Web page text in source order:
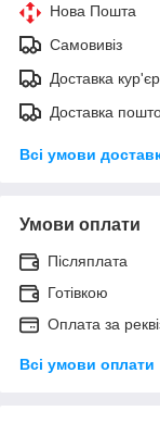
Нова Пошта
Самовивіз
Доставка
Доставка
Всі умови
Умови оплати
Післяплата
Готівкою
Оплата за
Всі умови оплати